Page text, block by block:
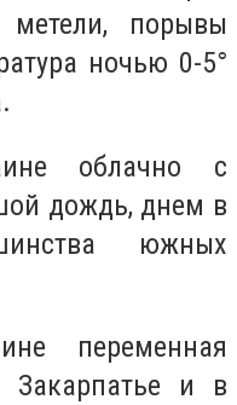
порывы
ночью 0-5°
облачно с
дождь, днем в
южных
переменная
Закарпатье и в